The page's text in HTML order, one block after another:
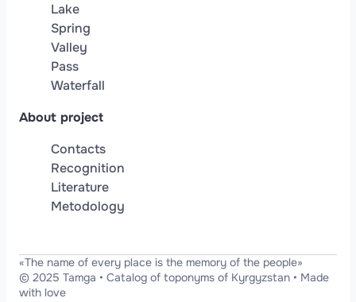
Lake
Spring
Valley
Pass
Waterfall
About project
Contacts
Recognition
Literature
Metodology
«The name of every place is the memory of the people»
© 2025 Tamga • Catalog of toponyms of Kyrgyzstan • Made
with love